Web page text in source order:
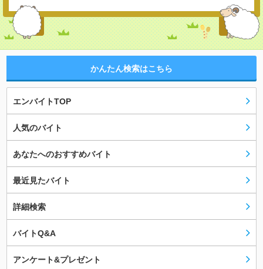
かんたん検索はこちら
エンバイトTOP
人気のバイト
あなたへのおすすめバイト
最近見たバイト
詳細検索
バイトQ&A
アンケート&プレゼント